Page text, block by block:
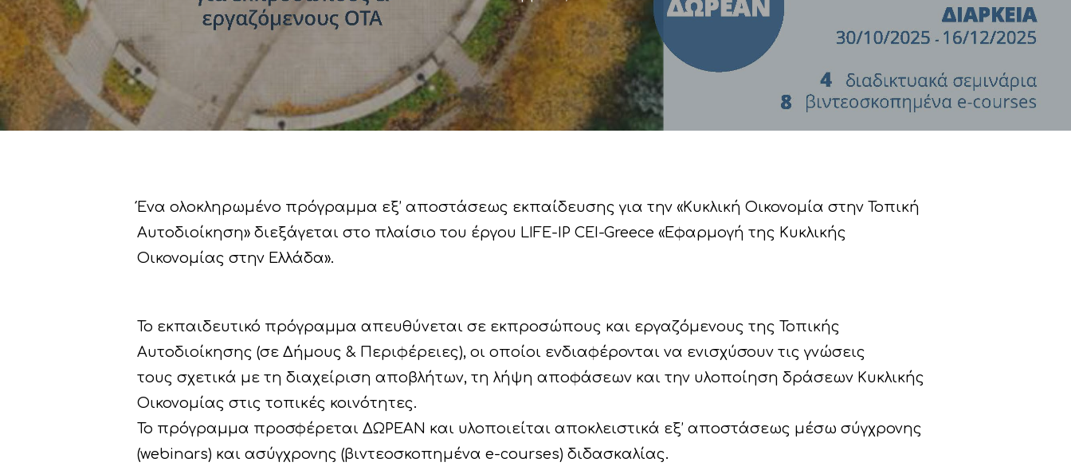
Ένα ολοκληρωμένο πρόγραμμα εξ’ αποστάσεως εκπαίδευσης για την «Κυκλική Οικονομία στην Τοπική
Αυτοδιοίκηση» διεξάγεται στο πλαίσιο του έργου LIFE-IP CEI-Greece «Εφαρμογή της Κυκλικής
Οικονομίας στην Ελλάδα».
Το εκπαιδευτικό πρόγραμμα απευθύνεται σε εκπροσώπους και εργαζόμενους της Τοπικής
Αυτοδιοίκησης (σε Δήμους & Περιφέρειες), οι οποίοι ενδιαφέρονται να ενισχύσουν τις γνώσεις
τους σχετικά με τη διαχείριση αποβλήτων, τη λήψη αποφάσεων και την υλοποίηση δράσεων Κυκλικής
Οικονομίας στις τοπικές κοινότητες.
Το πρόγραμμα προσφέρεται ΔΩΡΕΑΝ και υλοποιείται αποκλειστικά εξ’ αποστάσεως μέσω σύγχρονης
(webinars) και ασύγχρονης (βιντεοσκοπημένα e-courses) διδασκαλίας.